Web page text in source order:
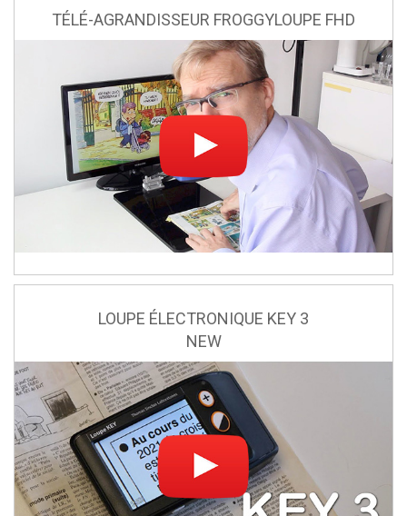
TÉLÉ-AGRANDISSEUR FROGGYLOUPE FHD
LOUPE ÉLECTRONIQUE KEY 3
NEW